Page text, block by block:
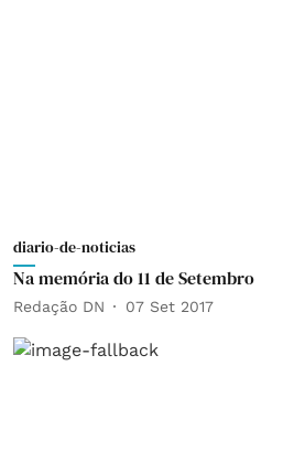
diario-de-noticias
Na memória do 11 de Setembro
Redação DN 07 Set 2017